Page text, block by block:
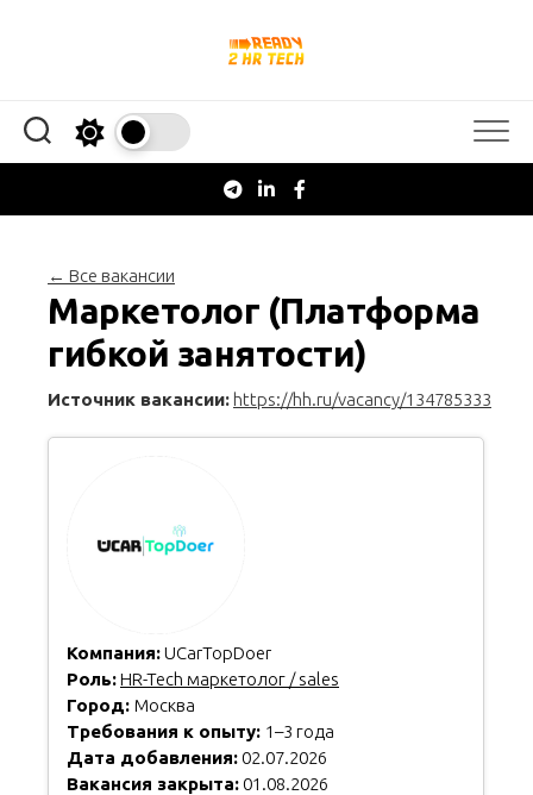
← Все вакансии
Маркетолог (Платформа
гибкой занятости)
Источник вакансии: https://hh.ru/vacancy/134785333
Компания:UCarTopDoer
Роль:HR-Tech маркетолог / sales
Город: Москва
Требования к опыту: 1–3 года
Дата добавления: 02.07.2026
Вакансия закрыта: 01.08.2026